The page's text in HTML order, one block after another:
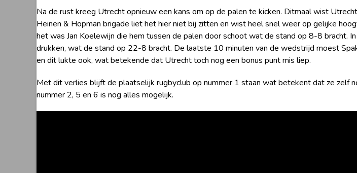
Na de rust kreeg Utrecht opnieuw een kans om op de palen te kicken. Ditmaal wist
Heinen & Hopman brigade liet het hier niet bij zitten en wist heel snel weer op gelijke
het was Jan Koelewijn die hem tussen de palen door schoot wat de stand op 8-8
drukken, wat de stand op 22-8 bracht. De laatste 10 minuten van de wedstrijd moest
en dit lukte ook, wat betekende dat Utrecht toch nog een bonus punt mis liep.
Met dit verlies blijft de plaatselijk rugbyclub op nummer 1 staan wat betekent dat ze zelf
nummer 2, 5 en 6 is nog alles mogelijk.